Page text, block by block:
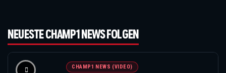
NEUESTE CHAMP1 NEWS FOLGEN
CHAMP1 NEWS (VIDEO)